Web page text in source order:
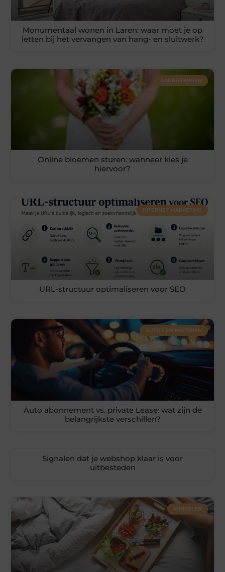
Monumentaal wonen in Laren: waar moet je op
letten bij het vervangen van hang- en sluitwerk?
AANBIEDINGEN
Online bloemen sturen: wanneer kies je
hiervoor?
INTERNET MARKETING
URL-structuur optimaliseren voor SEO
AUTO'S EN MOTOREN
Auto abonnement vs. private Lease: wat zijn de
belangrijkste verschillen?
Signalen dat je webshop klaar is voor
uitbesteden
WINKELEN